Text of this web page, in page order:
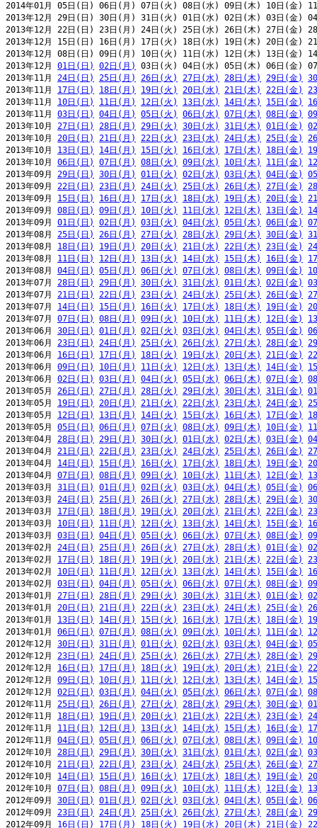
2014年01月 05日(日) 06日(月) 07日(火) 08日(水) 09日(木) 10日(金)
2013年12月 29日(日) 30日(月) 31日(火) 01日(水) 02日(木) 03日(金)
2013年12月 22日(日) 23日(月) 24日(火) 25日(水) 26日(木) 27日(金)
2013年12月 15日(日) 16日(月) 17日(火) 18日(水) 19日(木) 20日(金)
2013年12月 08日(日) 09日(月) 10日(火) 11日(水) 12日(木) 13日(金)
2013年12月 01日(日) 02日(月)
03日(火) 04日(水) 05日(木) 06日(金)
2013年11月 24日(日) 25日(月) 26日(火) 27日(水) 28日(木) 29日(金)
2013年11月 17日(日) 18日(月) 19日(火) 20日(水) 21日(木) 22日(金)
2013年11月 10日(日) 11日(月) 12日(火) 13日(水) 14日(木) 15日(金)
2013年11月 03日(日) 04日(月) 05日(火) 06日(水) 07日(木) 08日(金)
2013年10月 27日(日) 28日(月) 29日(火) 30日(水) 31日(木) 01日(金)
2013年10月 20日(日) 21日(月) 22日(火) 23日(水) 24日(木) 25日(金)
2013年10月 13日(日) 14日(月) 15日(火) 16日(水) 17日(木) 18日(金)
2013年10月 06日(日) 07日(月) 08日(火) 09日(水) 10日(木) 11日(金)
2013年09月 29日(日) 30日(月) 01日(火) 02日(水) 03日(木) 04日(金)
2013年09月 22日(日) 23日(月) 24日(火) 25日(水) 26日(木) 27日(金)
2013年09月 15日(日) 16日(月) 17日(火) 18日(水) 19日(木) 20日(金)
2013年09月 08日(日) 09日(月) 10日(火) 11日(水) 12日(木) 13日(金)
2013年09月 01日(日) 02日(月) 03日(火) 04日(水) 05日(木) 06日(金)
2013年08月 25日(日) 26日(月) 27日(火) 28日(水) 29日(木) 30日(金)
2013年08月 18日(日) 19日(月) 20日(火) 21日(水) 22日(木) 23日(金)
2013年08月 11日(日) 12日(月) 13日(火) 14日(水) 15日(木) 16日(金)
2013年08月 04日(日) 05日(月) 06日(火) 07日(水) 08日(木) 09日(金)
2013年07月 28日(日) 29日(月) 30日(火) 31日(水) 01日(木) 02日(金)
2013年07月 21日(日) 22日(月) 23日(火) 24日(水) 25日(木) 26日(金)
2013年07月 14日(日) 15日(月) 16日(火) 17日(水) 18日(木) 19日(金)
2013年07月 07日(日) 08日(月) 09日(火) 10日(水) 11日(木) 12日(金)
2013年06月 30日(日) 01日(月) 02日(火) 03日(水) 04日(木) 05日(金)
2013年06月 23日(日) 24日(月) 25日(火) 26日(水) 27日(木) 28日(金)
2013年06月 16日(日) 17日(月) 18日(火) 19日(水) 20日(木) 21日(金)
2013年06月 09日(日) 10日(月) 11日(火) 12日(水) 13日(木) 14日(金)
2013年06月 02日(日) 03日(月) 04日(火) 05日(水) 06日(木) 07日(金)
2013年05月 26日(日) 27日(月) 28日(火) 29日(水) 30日(木) 31日(金)
2013年05月 19日(日) 20日(月) 21日(火) 22日(水) 23日(木) 24日(金)
2013年05月 12日(日) 13日(月) 14日(火) 15日(水) 16日(木) 17日(金)
2013年05月 05日(日) 06日(月) 07日(火) 08日(水) 09日(木) 10日(金)
2013年04月 28日(日) 29日(月) 30日(火) 01日(水) 02日(木) 03日(金)
2013年04月 21日(日) 22日(月) 23日(火) 24日(水) 25日(木) 26日(金)
2013年04月 14日(日) 15日(月) 16日(火) 17日(水) 18日(木) 19日(金)
2013年04月 07日(日) 08日(月) 09日(火) 10日(水) 11日(木) 12日(金)
2013年03月 31日(日) 01日(月) 02日(火) 03日(水) 04日(木) 05日(金)
2013年03月 24日(日) 25日(月) 26日(火) 27日(水) 28日(木) 29日(金)
2013年03月 17日(日) 18日(月) 19日(火) 20日(水) 21日(木) 22日(金)
2013年03月 10日(日) 11日(月) 12日(火) 13日(水) 14日(木) 15日(金)
2013年03月 03日(日) 04日(月) 05日(火) 06日(水) 07日(木) 08日(金)
2013年02月 24日(日) 25日(月) 26日(火) 27日(水) 28日(木) 01日(金)
2013年02月 17日(日) 18日(月) 19日(火) 20日(水) 21日(木) 22日(金)
2013年02月 10日(日) 11日(月) 12日(火) 13日(水) 14日(木) 15日(金)
2013年02月 03日(日) 04日(月) 05日(火) 06日(水) 07日(木) 08日(金)
2013年01月 27日(日) 28日(月) 29日(火) 30日(水) 31日(木) 01日(金)
2013年01月 20日(日) 21日(月) 22日(火) 23日(水) 24日(木) 25日(金)
2013年01月 13日(日) 14日(月) 15日(火) 16日(水) 17日(木) 18日(金)
2013年01月 06日(日) 07日(月) 08日(火) 09日(水) 10日(木) 11日(金)
2012年12月 30日(日) 31日(月) 01日(火) 02日(水) 03日(木) 04日(金)
2012年12月 23日(日) 24日(月) 25日(火) 26日(水) 27日(木) 28日(金)
2012年12月 16日(日) 17日(月) 18日(火) 19日(水) 20日(木) 21日(金)
2012年12月 09日(日) 10日(月) 11日(火) 12日(水) 13日(木) 14日(金)
2012年12月 02日(日) 03日(月) 04日(火) 05日(水) 06日(木) 07日(金)
2012年11月 25日(日) 26日(月) 27日(火) 28日(水) 29日(木) 30日(金)
2012年11月 18日(日) 19日(月) 20日(火) 21日(水) 22日(木) 23日(金)
2012年11月 11日(日) 12日(月) 13日(火) 14日(水) 15日(木) 16日(金)
2012年11月 04日(日) 05日(月) 06日(火) 07日(水) 08日(木) 09日(金)
2012年10月 28日(日) 29日(月) 30日(火) 31日(水) 01日(木) 02日(金)
2012年10月 21日(日) 22日(月) 23日(火) 24日(水) 25日(木) 26日(金)
2012年10月 14日(日) 15日(月) 16日(火) 17日(水) 18日(木) 19日(金)
2012年10月 07日(日) 08日(月) 09日(火) 10日(水) 11日(木) 12日(金)
2012年09月 30日(日) 01日(月) 02日(火) 03日(水) 04日(木) 05日(金)
2012年09月 23日(日) 24日(月) 25日(火) 26日(水) 27日(木) 28日(金)
2012年09月 16日(日) 17日(月) 18日(火) 19日(水) 20日(木) 21日(金)